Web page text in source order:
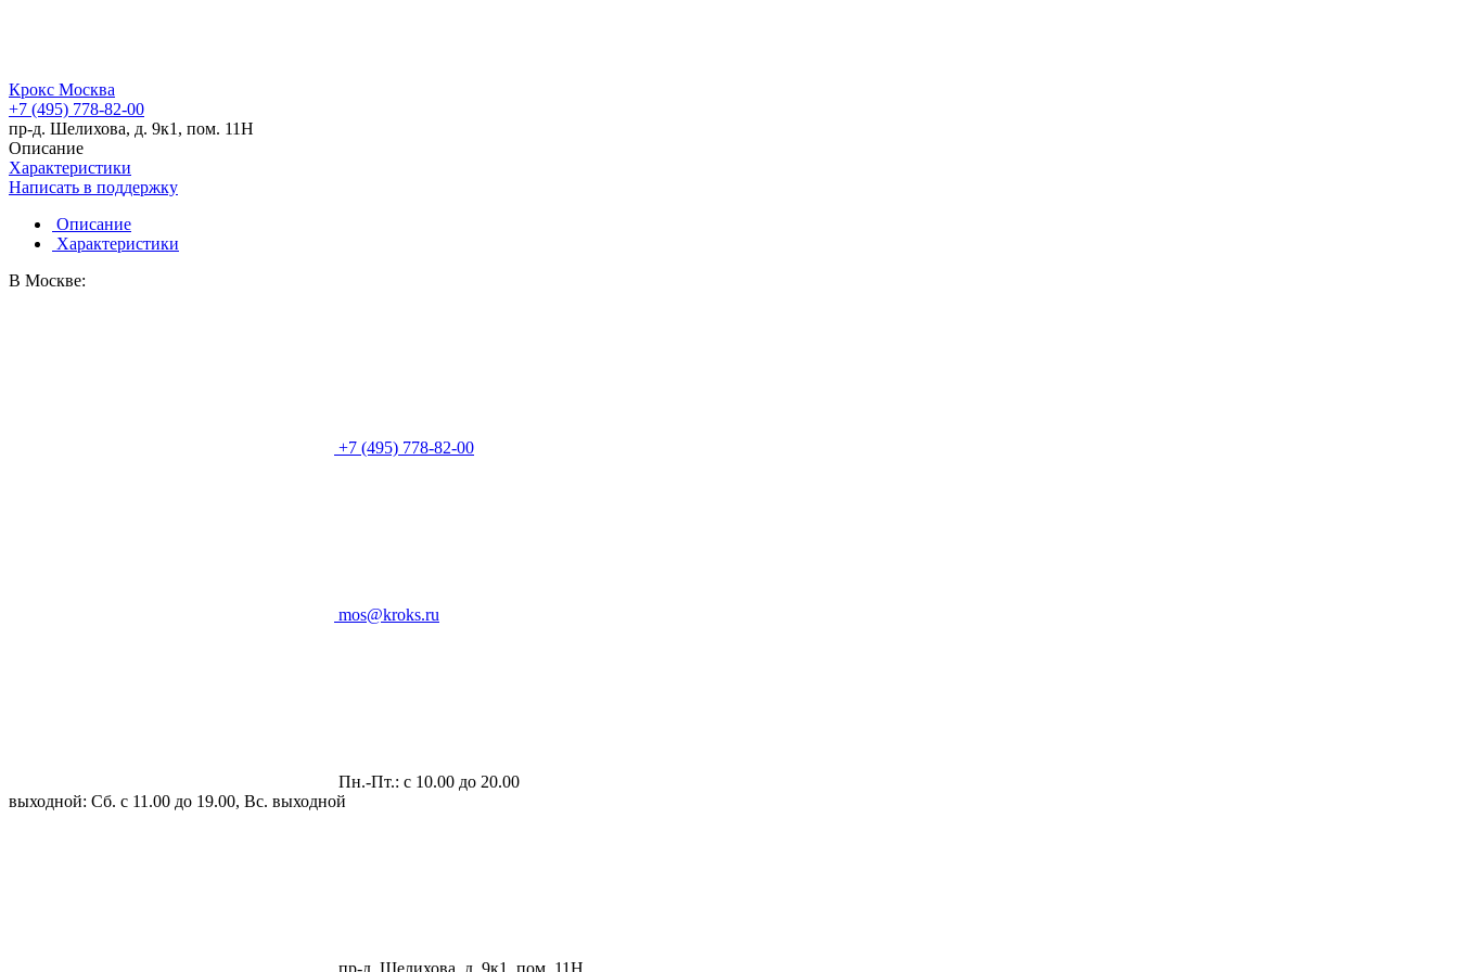
Крокс Москва
+7 (495) 778-82-00
пр-д. Шелихова, д. 9к1, пом. 11Н
Описание
Характеристики
Написать в поддержку
Описание
Характеристики
В Москве:
+7 (495) 778-82-00
mos@kroks.ru
Пн.-Пт.: с 10.00 до 20.00
выходной: Сб. с 11.00 до 19.00, Вс. выходной
пр-д. Шелихова, д. 9к1, пом. 11Н